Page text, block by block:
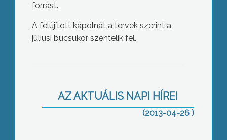
forrást.
A felújított kápolnát a tervek szerint a
júliusi búcsúkor szentelik fel.
AZ AKTUÁLIS NAPI HÍREI
(2013-04-26 )